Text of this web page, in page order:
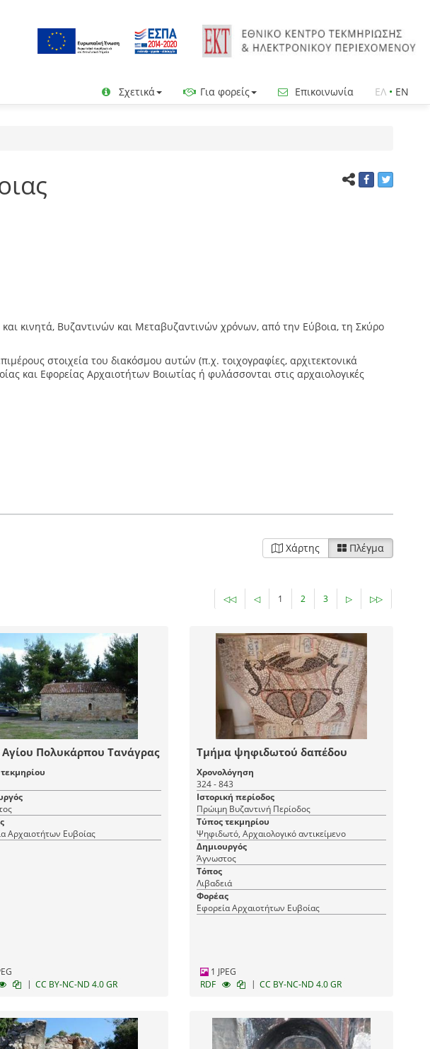
Σχετικά Για φορείς Επικοινωνία ΕΛ • EN
κινητά, Βυζαντινών και Μεταβυζαντινών χρόνων, από την Εύβοια, τη Σκύρο
στοιχεία του διακόσμου αυτών (π.χ. τοιχογραφίες, αρχιτεκτονικά
και Εφορείας Αρχαιοτήτων Βοιωτίας ή φυλάσσονται στις αρχαιολογικές
Χάρτης Πλέγμα
◁◁ ◁ 1 2 3 ▷ ▷▷
Πολυκάρπου Τανάγρας
Αρχαιοτήτων Ευβοίας
| CC BY-NC-ND 4.0 GR
Τμήμα ψηφιδωτού δαπέδου
Χρονολόγηση
324 - 843
Ιστορική περίοδος
Πρώιμη Βυζαντινή Περίοδος
Τύπος τεκμηρίου
Ψηφιδωτό, Αρχαιολογικό αντικείμενο
Δημιουργός
Άγνωστος
Τόπος
Λιβαδειά
Φορέας
Εφορεία Αρχαιοτήτων Ευβοίας
1 JPEG
RDF
| CC BY-NC-ND 4.0 GR